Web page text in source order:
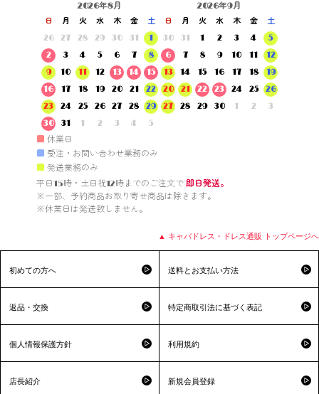
2026年8月
日 月 火 水 木 金
土
26
27 28 29 30 31
1
2
3 4 5 6 7
8
9
10 11 12 13 14
15
16
17 18 19 20 21
22
23
24 25 26 27 28
29
30
31 1 2 3 4 5
2026年9月
日 月 火 水 木 金
土
30
31 1 2 3 4
5
6
7 8 9 10 11
12
13
14 15 16 17 18
19
20
21 22 23 24 25
26
27
28 29 30 1 2 3
■ 休業日
■ 受注・お問い合わせ業務のみ
■ 発送業務のみ
平日15時・土日祝12時までのご注文で 即日発送。
※一部、予約商品お取り寄せ商品は除きます。
※休業日は発送致しません。
▲ キャバドレス・ドレス通販 トップページへ
初めての方へ 送料とお支払い方法
返品・交換 特定商取引法に基づく表記
個人情報保護方針 利用規約
店長紹介 新規会員登録